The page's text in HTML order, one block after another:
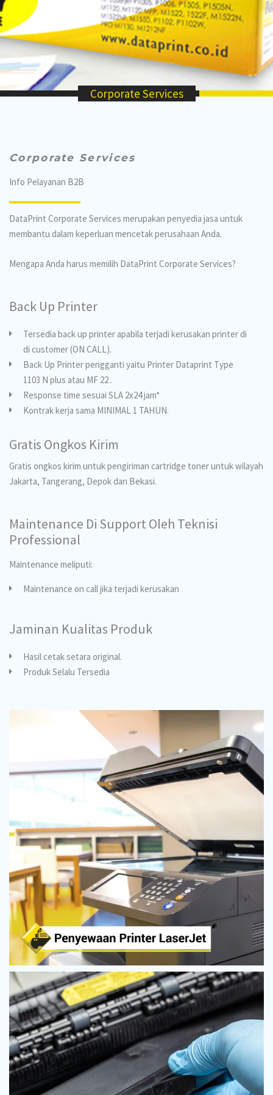
Corporate Services
Corporate Services
Info Pelayanan B2B
DataPrint Corporate Services merupakan penyedia jasa untuk
membantu dalam keperluan mencetak perusahaan Anda.
Mengapa Anda harus memilih DataPrint Corporate Services?
Back Up Printer
Tersedia back up printer apabila terjadi kerusakan printer di
di customer (ON CALL).
Back Up Printer pengganti yaitu Printer Dataprint Type
1103 N plus atau MF 22 .
Response time sesuai SLA 2x24 jam*
Kontrak kerja sama MINIMAL 1 TAHUN.
Gratis Ongkos Kirim
Gratis ongkos kirim untuk pengiriman cartridge toner untuk wilayah
Jakarta, Tangerang, Depok dan Bekasi.
Maintenance Di Support Oleh Teknisi
Professional
Maintenance meliputi:
Maintenance on call jika terjadi kerusakan
Jaminan Kualitas Produk
Hasil cetak setara original.
Produk Selalu Tersedia